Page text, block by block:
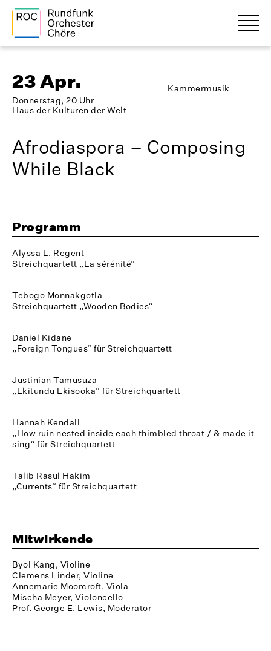
23 Apr.
Donnerstag, 20 Uhr
Haus der Kulturen der Welt
Kammermusik
Afrodiaspora – Composing
While Black
Programm
Alyssa L. Regent
Streichquartett „La sérénité“
Tebogo Monnakgotla
Streichquartett „Wooden Bodies“
Daniel Kidane
„Foreign Tongues“ für Streichquartett
Justinian Tamusuza
„Ekitundu Ekisooka“ für Streichquartett
Hannah Kendall
„How ruin nested inside each thimbled throat / & made it
sing“ für Streichquartett
Talib Rasul Hakim
„Currents“ für Streichquartett
Mitwirkende
Byol Kang, Violine
Clemens Linder, Violine
Annemarie Moorcroft, Viola
Mischa Meyer, Violoncello
Prof. George E. Lewis, Moderator